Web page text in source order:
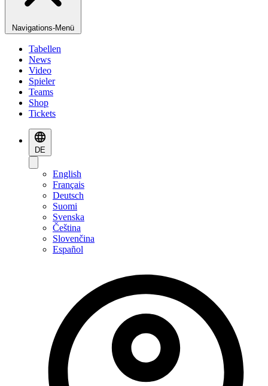
Navigations-Menü
Tabellen
News
Video
Spieler
Teams
Shop
Tickets
DE
English
Français
Deutsch
Suomi
Svenska
Čeština
Slovenčina
Español